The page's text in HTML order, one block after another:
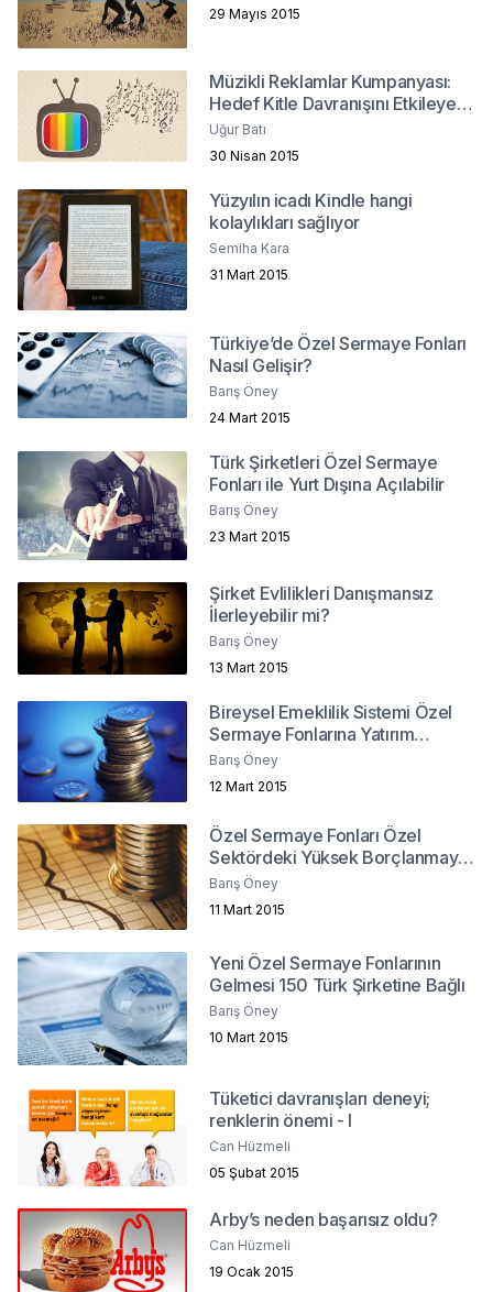
29 Mayıs 2015
Müzikli Reklamlar Kumpanyası:
Hedef Kitle Davranışını Etkileyen
Bir Unsur Olarak Markaların
Müzikle İlişkisi
Uğur Batı
30 Nisan 2015
Yüzyılın icadı Kindle hangi
kolaylıkları sağlıyor
Semiha Kara
31 Mart 2015
Türkiye’de Özel Sermaye Fonları
Nasıl Gelişir?
Barış Öney
24 Mart 2015
Türk Şirketleri Özel Sermaye
Fonları ile Yurt Dışına Açılabilir
Barış Öney
23 Mart 2015
Şirket Evlilikleri Danışmansız
İlerleyebilir mi?
Barış Öney
13 Mart 2015
Bireysel Emeklilik Sistemi Özel
Sermaye Fonlarına Yatırım
Yapabilmeli
Barış Öney
12 Mart 2015
Özel Sermaye Fonları Özel
Sektördeki Yüksek Borçlanmaya
Çözüm Olabilir Mi?
Barış Öney
11 Mart 2015
Yeni Özel Sermaye Fonlarının
Gelmesi 150 Türk Şirketine Bağlı
Barış Öney
10 Mart 2015
Tüketici davranışları deneyi;
renklerin önemi - I
Can Hüzmeli
05 Şubat 2015
Arby’s neden başarısız oldu?
Can Hüzmeli
19 Ocak 2015